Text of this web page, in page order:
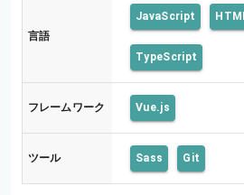
言語
JavaScript
TypeScript
フレームワーク Vue.js
ツール Sass Git